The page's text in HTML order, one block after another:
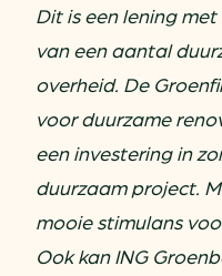
Dit is een lening
van een aantal
overheid. De
voor duurzame
een investering in
duurzaam project.
mooie stimulans
Ook kan ING